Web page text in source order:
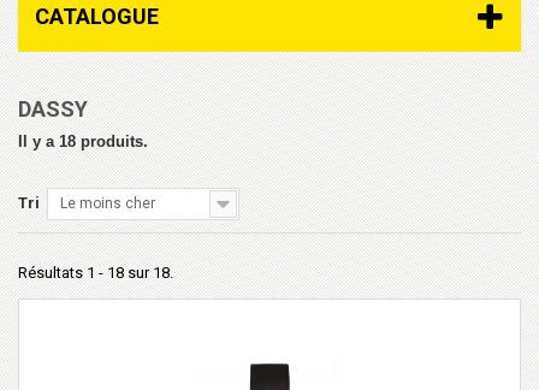
CATALOGUE
DASSY
Il y a 18 produits.
Tri Le moins cher
Résultats 1 - 18 sur 18.